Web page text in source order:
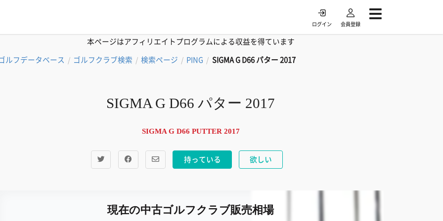
ログイン 会員登録
本ページはアフィリエイトプログラムによる収益を得ています
ルフデータベース / ゴルフクラブ検索 / 検索ページ / PING / SIGMA G D66 パター 2017
SIGMA G D66 パター 2017
SIGMA G D66 PUTTER 2017
持っている 欲しい
現在の中古ゴルフクラブ販売相場